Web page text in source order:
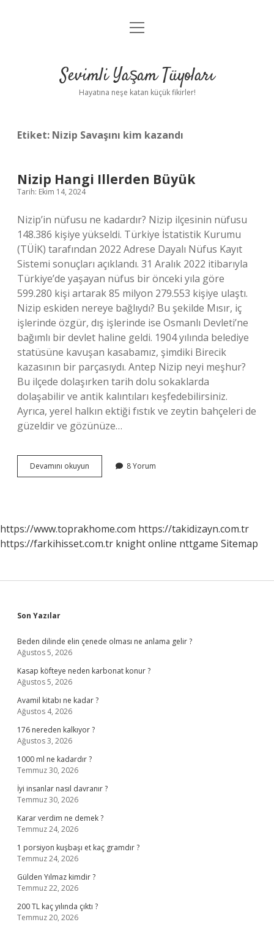
Anasayfa
Yasal Uyarı
menüyü
Sevimli Yaşam Tüyoları
Hayatına neşe katan küçük fikirler!
Etiket: Nizip Savaşını kim kazandı
Nizip Hangi Illerden Büyük
Tarih: Ekim 14, 2024
Nizip’in nüfusu ne kadardır? Nizip ilçesinin nüfusu
148.386 kişiye yükseldi. Türkiye İstatistik Kurumu
(TÜİK) tarafından 2022 Adrese Dayalı Nüfus Kayıt
Sistemi sonuçları açıklandı. 31 Aralık 2022 itibarıyla
Türkiye’de yaşayan nüfus bir önceki yıla göre
599.280 kişi artarak 85 milyon 279.553 kişiye ulaştı.
Nizip eskiden nereye bağlıydı? Bu şekilde Mısır, iç
işlerinde özgür, dış işlerinde ise Osmanlı Devleti’ne
bağımlı bir devlet haline geldi. 1904 yılında belediye
statüsüne kavuşan kasabamız, şimdiki Birecik
kazasının bir parçasıydı. Antep Nizip neyi meşhur?
Bu ilçede dolaşırken tarih dolu sokaklarda
dolaşabilir ve antik kalıntıları keşfedebilirsiniz.
Ayrıca, yerel halkın ektiği fıstık ve zeytin bahçeleri de
güzeldir ve gözünüze…
Devamını okuyun
Hangi
8 Yorum
https://www.toprakhome.com https://takidizayn.com.tr
https://farkihisset.com.tr knight online nttgame Sitemap
Sidebar
Son Yazılar
Beden dilinde elin çenede olması ne anlama gelir ?
Ağustos 5, 2026
Kasap köfteye neden karbonat konur ?
Ağustos 5, 2026
Avamil kitabı ne kadar ?
Ağustos 4, 2026
176 nereden kalkıyor ?
Ağustos 3, 2026
1000 ml ne kadardır ?
Temmuz 30, 2026
İyi insanlar nasıl davranır ?
Temmuz 30, 2026
Karar verdim ne demek ?
Temmuz 24, 2026
1 porsiyon kuşbaşı et kaç gramdır ?
Temmuz 24, 2026
Gülden Yılmaz kimdir ?
Temmuz 22, 2026
200 TL kaç yılında çıktı ?
Temmuz 20, 2026